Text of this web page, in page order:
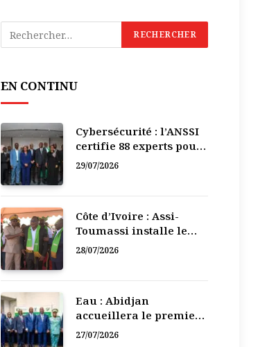
EN CONTINU
Cybersécurité : l’ANSSI
certifie 88 experts pour
renforcer la défense
29/07/2026
Côte d’Ivoire : Assi-
Toumassi installe le
bureau exécutif de sa
28/07/2026
Eau : Abidjan
accueillera le premier
Forum régional de
27/07/2026